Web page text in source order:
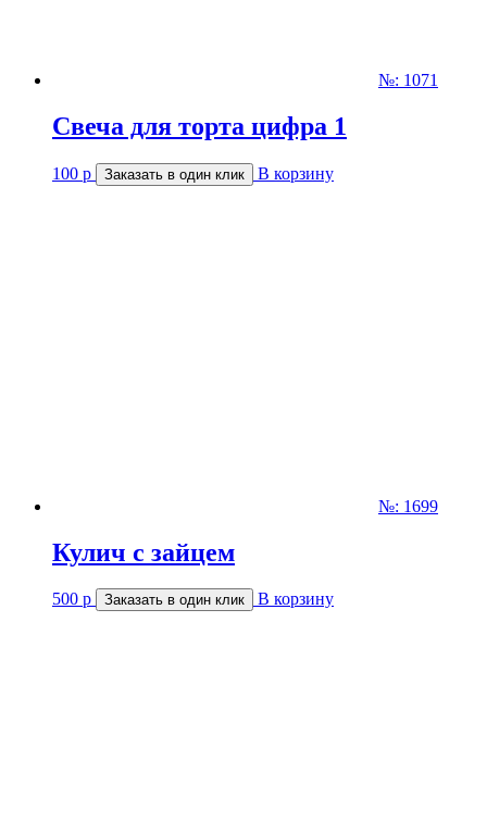
№: 1071
Свеча для торта цифра 1
100 р Заказать в один клик В корзину
№: 1699
Кулич с зайцем
500 р Заказать в один клик В корзину